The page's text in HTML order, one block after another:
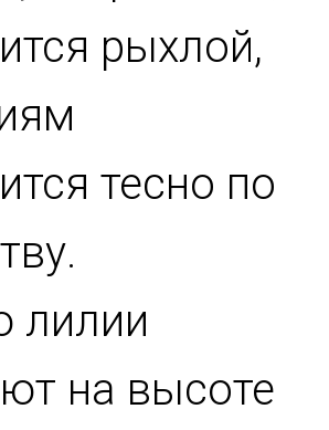
рыхлой,
тесно по
лилии
на высоте